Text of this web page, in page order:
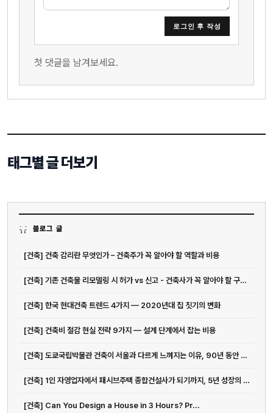
블로그 글
[건축] 건축 감리란 무엇인가 – 건축주가 꼭 알아야 할 역할과 비용
[건축] 기존 건축물 리모델링 시 허가 vs 신고 - 건축사가 꼭 알아야 할 구분 기준
[건축] 한국 현대건축 트렌드 4가지 — 2020년대 집 짓기의 변화
[건축] 건축비 절감 현실 전략 9가지 — 설계 단계에서 잡는 비용
[건축] 도쿄국립박물관 건축이 서울과 다르게 느껴지는 이유, 90년 동안 쌓...
[건축] 1인 자영업자에서 패시브주택 종합건설사가 되기까지, 5년 성장의 진짜 의미
[건축] Can You Design a House in 3 Hours? Pr...
로그인 후 작성
첫 댓글을 남겨보세요.
태그별 글 더보기